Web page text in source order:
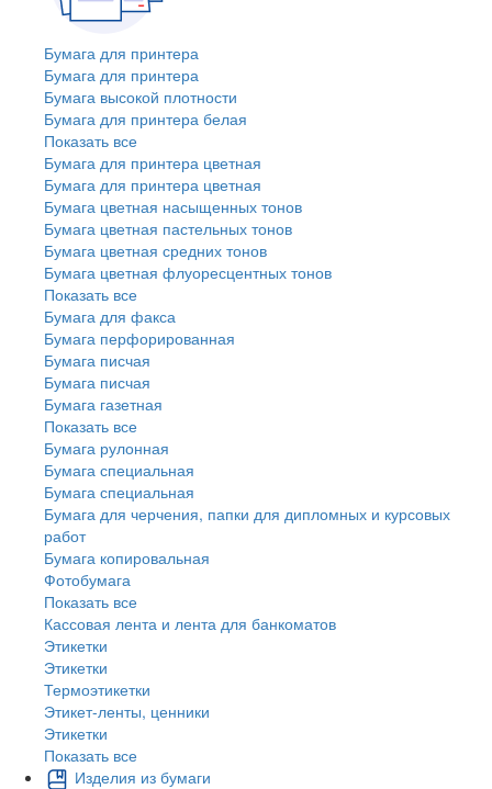
Бумага для принтера
Бумага для принтера
Бумага высокой плотности
Бумага для принтера белая
Показать все
Бумага для принтера цветная
Бумага для принтера цветная
Бумага цветная насыщенных тонов
Бумага цветная пастельных тонов
Бумага цветная средних тонов
Бумага цветная флуоресцентных тонов
Показать все
Бумага для факса
Бумага перфорированная
Бумага писчая
Бумага писчая
Бумага газетная
Показать все
Бумага рулонная
Бумага специальная
Бумага специальная
Бумага для черчения, папки для дипломных и курсовых
работ
Бумага копировальная
Фотобумага
Показать все
Кассовая лента и лента для банкоматов
Этикетки
Этикетки
Термоэтикетки
Этикет-ленты, ценники
Этикетки
Показать все
Изделия из бумаги